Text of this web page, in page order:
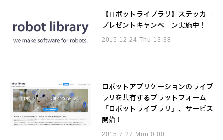
【ロボットライブラリ】ステッカー
プレゼントキャンペーン実施中！
2015.12.24 Thu 13:38
ロボットアプリケーションのライブ
ラリを共有するプラットフォーム
「ロボットライブラリ」、サービス
開始！
2015.7.27 Mon 0:00